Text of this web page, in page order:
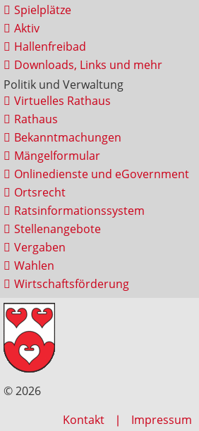
Spielplätze
Aktiv
Hallenfreibad
Downloads, Links und mehr
Politik und Verwaltung
Virtuelles Rathaus
Rathaus
Bekanntmachungen
Mängelformular
Onlinedienste und eGovernment
Ortsrecht
Ratsinformationssystem
Stellenangebote
Vergaben
Wahlen
Wirtschaftsförderung
© 2026
Kontakt
Impressum